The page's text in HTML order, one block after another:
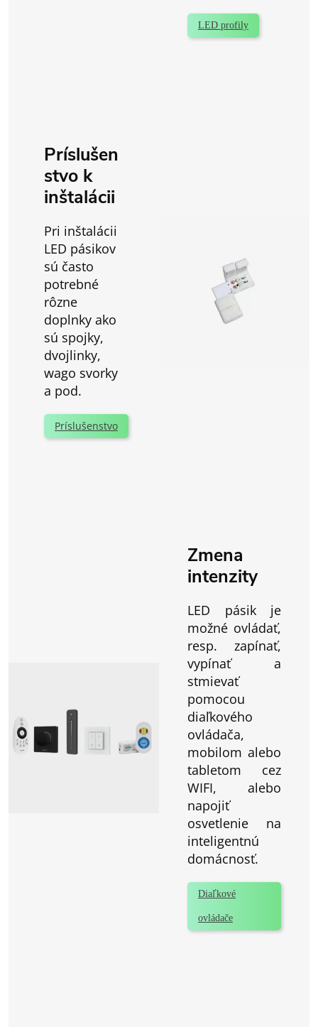
LED profily
Príslušen
stvo k
inštalácii
Pri inštalácii
LED pásikov
sú často
potrebné
rôzne
doplnky ako
sú spojky,
dvojlinky,
wago svorky
a pod.
Príslušenstvo
Zmena
intenzity
LED pásik je
možné ovládať,
resp. zapínať,
vypínať a
stmievať
pomocou
diaľkového
ovládača,
mobilom alebo
tabletom cez
WIFI, alebo
napojiť
osvetlenie na
inteligentnú
domácnosť.
Diaľkové
ovládače